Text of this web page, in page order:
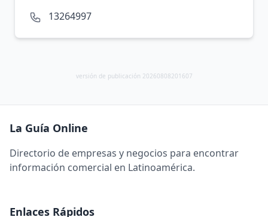
13264997
versión de publicación 20260808201607
La Guía Online
Directorio de empresas y negocios para encontrar
información comercial en Latinoamérica.
Enlaces Rápidos